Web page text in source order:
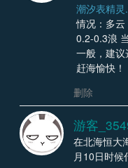
潮汐表精灵
情况：多云
0.2-0.3浪
一般，建
赶海愉快！
删除
游客
在北海恒大
月10日时候